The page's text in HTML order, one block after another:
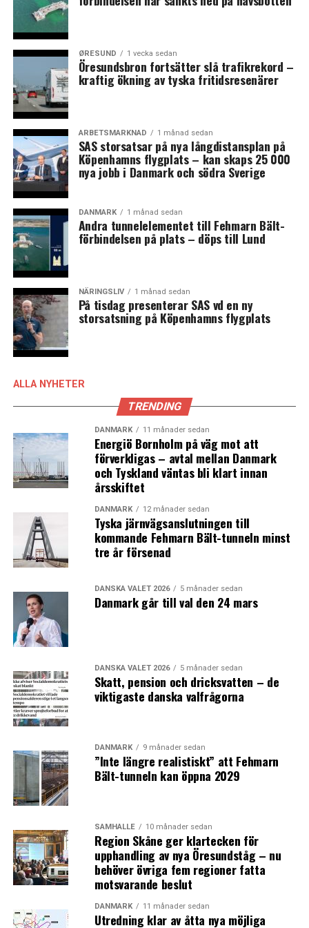
Nordic Coast med nytt strandhotell, strandpir och
havsbad.
Söder om Köpenhamn föreslås världsarvet Stevns Klint
få ett besökscenter medan Møn föreslås få bygga en
Aquapark i ett gammalt sockerbruk med spektakulära
vattenrutschbanor inne i två gamla betongsilos. (News
Øresund)
Så här är det tänkt att det gamla sockerbrukets betongsilos ska
omvandlas till vattenrutschbanor i strandnära projektet Aquapark Møn.
Illustration: Udviklingsprojekt Stege Sukkerfabrik.
Aquapark Møn
Investering:
1,3 miljarder danska kronor.
Attraktion:
Ferie och upplevelsecenter där vatten och
naturupplevelser möter en industrikultur med
vattenrutschbanor inne i betongsilos i ett före detta
sockerbruk. Omfattar även 500 feriebostäder.
Målsättning:
300 000 övernattningar och 75 000
dagsgäster per år.
Besökscenter vid Stevns klint
Investering:
Ej angivet.
Attraktion:
Besökscenter samt parkeringsplatser, nya
trappor och utsiktspunkter vid Stevns Klint som finns
med på UNESCOs lista över världsarv.
Upp till 50 000 turister per år.
News Nordic Coast, Gilleleje
Gribskov kommun
Investering:
Etablering av nytt strandhotell, ny
strandpir med havsbad, förlängning och förstärkning av
befintliga hamnpirar, bredare sandstrand, anläggning av
badbrygga med flytande bastu samt ett
aktivitetsområde.
Målsättning:
Mellan 30 000 och 40 000 fler gäster per
år.
ØRESUND 1 vecka sedan
Öresundsbron fortsätter slå trafikrekord –
kraftig ökning av tyska fritidsresenärer
ARBETSMARKNAD 1 månad sedan
SAS storsatsar på nya långdistansplan på
Köpenhamns flygplats – kan skaps 25 000
nya jobb i Danmark och södra Sverige
DANMARK 1 månad sedan
Andra tunnelelementet till Fehmarn Bält-
förbindelsen på plats – döps till Lund
NÄRINGSLIV 1 månad sedan
På tisdag presenterar SAS vd en ny
storsatsning på Köpenhamns flygplats
ALLA NYHETER
TRENDING
DANMARK 11 månader sedan
Energiö Bornholm på väg mot att
förverkligas – avtal mellan Danmark
och Tyskland väntas bli klart innan
årsskiftet
DANMARK 12 månader sedan
Tyska järnvägsanslutningen till
kommande Fehmarn Bält-tunneln minst
tre år försenad
DANSKA VALET 2026 5 månader sedan
Danmark går till val den 24 mars
DANSKA VALET 2026 5 månader sedan
Skatt, pension och dricksvatten – de
viktigaste danska valfrågorna
DANMARK 9 månader sedan
”Inte längre realistiskt” att Fehmarn
Bält-tunneln kan öppna 2029
SAMHÄLLE 10 månader sedan
Region Skåne ger klartecken för
upphandling av nya Öresundståg – nu
behöver övriga fem regioner fatta
motsvarande beslut
DANMARK 11 månader sedan
Utredning klar av åtta nya möjliga